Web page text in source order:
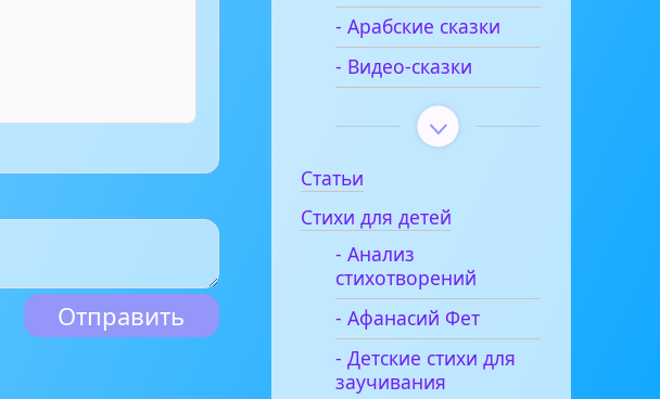
- Арабские сказки
- Видео-сказки
Статьи
Стихи для детей
- Анализ
стихотворений
- Афанасий Фет
- Детские стихи для
заучивания